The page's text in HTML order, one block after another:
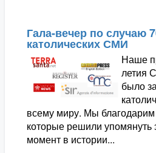
Гала-вечер по случаю
католических СМИ
Наше
летия
было
всему миру. Мы
которые решили упомянуть
момент в истории...